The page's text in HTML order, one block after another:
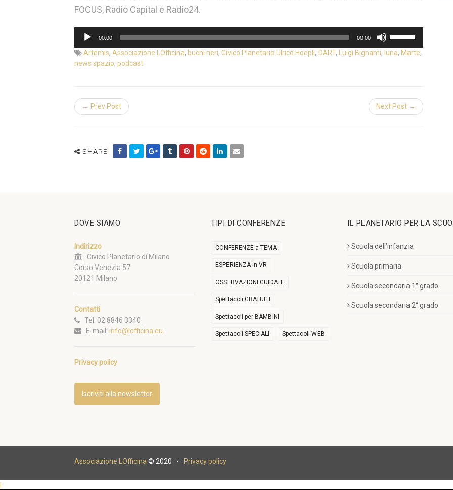
FOCUS, Radio Capital e Radio24.
Audio
Player
00:00 00:00
tasti
o
diminuire
Artemis, Associazione LOfficina, buchi neri, Civico Planetario Ulrico Hoepli, DART, Luigi Bignami, luna, Marte,
news spazio, podcast
← Prev Post Next Post →
SHARE
DOVE SIAMO
Indirizzo
Civico Planetario di Milano
Corso Venezia 57
20121 Milano
Contatti
Tel. 02 8846 3340
E-mail: info@lofficina.eu
Privacy policy
Iscriviti alla newsletter
TIPI DI CONFERENZE
CONFERENZE a TEMA
ESPERIENZA in VR
OSSERVAZIONI GUIDATE
Spettacoli GRATUITI
Spettacoli per BAMBINI
Spettacoli SPECIALI Spettacoli WEB
IL PLANETARIO PER LA
Scuola dell’infanzia
Scuola primaria
Scuola secondaria 1° grado
Scuola secondaria 2° grado
Associazione LOfficina © 2020 - Privacy policy